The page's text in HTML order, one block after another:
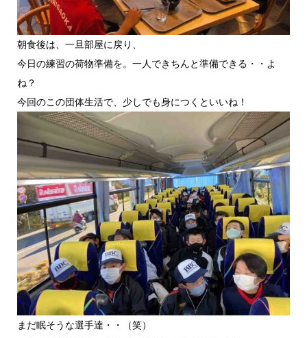
朝食後は、一旦部屋に戻り、
今日の練習の荷物準備を。一人できちんと準備できる・・よ
ね？
今回のこの団体生活で、少しでも身につくといいね！
まだ眠そうな選手達・・（笑）